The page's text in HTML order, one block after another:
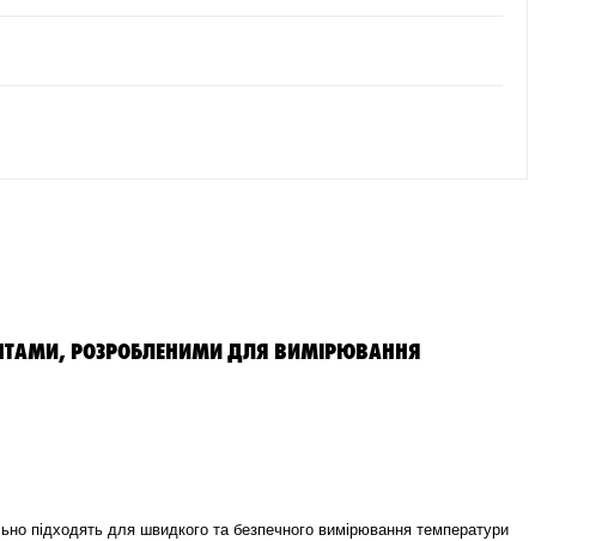
РОЗРОБЛЕНИМИ ДЛЯ ВИМІРЮВАННЯ
підходять для швидкого та безпечного вимірювання температури